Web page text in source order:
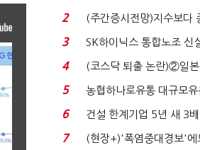
플러스 사태 여파...
2
(주간증시전망)지수보다
세 이어진다...
3
SK하이닉스 통합노조 신
원 간 성과급 불...
4
(코스닥 퇴출 논란)②일
려주는데 우리는 ...
5
농협하나로유통 대규모
적발…공정위, 과...
6
건설 한계기업 5년 새 3
침체에 재무 ...
7
(현장+)'폭염중대경보'에